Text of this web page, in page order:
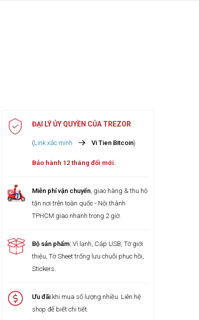
ĐẠI LÝ ỦY QUYỀN CỦA TREZOR
(Link xác minh Vi Tien Bitcoin)
Bảo hành 12 tháng đổi mới.
Miễn phí vận chuyển, giao hàng & thu hộ
tận nơi trên toàn quốc - Nội thành
TPHCM giao nhanh trong 2 giờ.
Bộ sản phẩm:Ví lạnh, Cáp USB, Tờ giới
thiệu, Tờ Sheet trống lưu chuỗi phục hồi,
Stickers.
Ưu đãikhi mua số lượng nhiều. Liên hệ
shop để biết chi tiết.